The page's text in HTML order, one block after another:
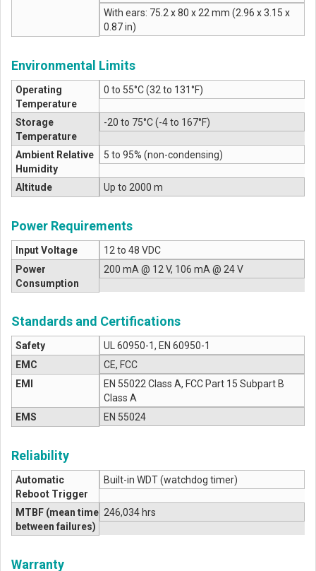
With ears: 75.2 x 80 x 22 mm (2.96 x 3.15 x
0.87 in)
Environmental Limits
Operating
Temperature
0 to 55°C (32 to 131°F)
Storage
Temperature
-20 to 75°C (-4 to 167°F)
Ambient Relative
Humidity
5 to 95% (non-condensing)
Altitude Up to 2000 m
Power Requirements
Input Voltage
12 to 48 VDC
Power
Consumption
200 mA @ 12 V, 106 mA @ 24 V
Standards and Certifications
Safety
UL 60950-1, EN 60950-1
EMC
CE, FCC
EMI
EN 55022 Class A, FCC Part 15 Subpart B
Class A
EMS
EN 55024
Reliability
Automatic
Reboot Trigger
Built-in WDT (watchdog timer)
MTBF (mean time
between failures)
246,034 hrs
Warranty